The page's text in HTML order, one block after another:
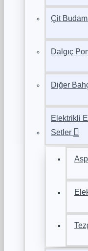
Çit
Dalgıç
Diğer
Elektrikli
Setler